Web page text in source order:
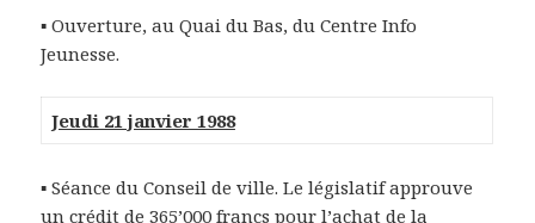
▪ Ouverture, au Quai du Bas, du Centre Info
Jeunesse.
Jeudi 21 janvier 1988
▪ Séance du Conseil de ville. Le législatif approuve
un crédit de 365’000 francs pour l’achat de la